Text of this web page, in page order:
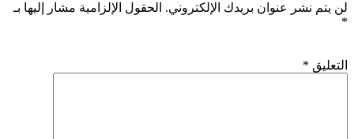
لن يتم نشر عنوان بريدك الإلكتروني. الحقول الإلزامية مشار إليها بـ
*
التعليق *